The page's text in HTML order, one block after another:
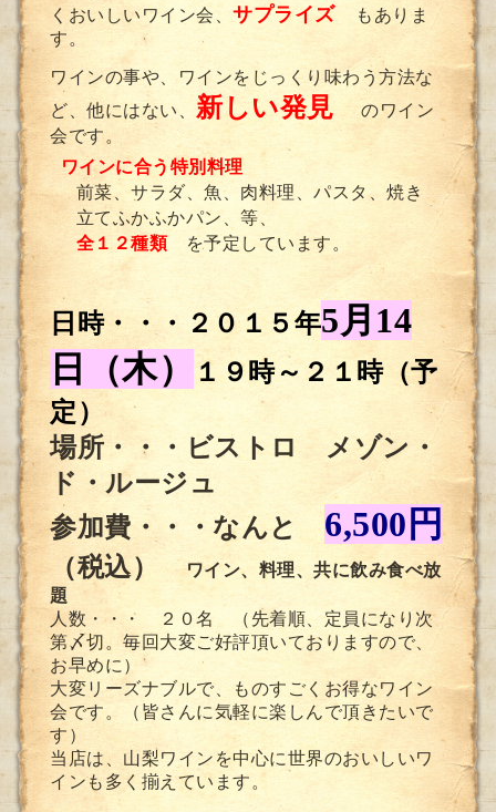
くおいしいワイン会、サプライズ
もありま
す。
ワインの事や、ワインをじっくり味わう方法な
ど、他にはない、新しい発見のワイン
会です。
ワインに合う特別料理
前菜、サラダ、魚、肉料理、パスタ、焼き
立てふかふかパン、等、
全１２種類 を予定しています。
日時・・・２０１５年5月 14
日（木）
１９時～２１時（予
定）
場所・・・ビストロ メゾン・
ド・ルージュ
参加費・・・なんと 6,500 円
（税込）ワイン、料理、共に飲み食べ放
題
人数・・・ ２０名 （先着順、定員になり次
第〆切。毎回大変ご好評頂いておりますので、
お早めに）
大変リーズナブルで、ものすごくお得なワイン
会です。（皆さんに気軽に楽しんで頂きたいで
す）
当店は、山梨ワインを中心に世界のおいしいワ
インも多く揃えています。